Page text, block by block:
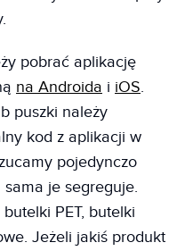
pobrać aplikację
na Androida i iOS.
puszki należy
kod z aplikacji w
pojedynczo
je segreguje.
PET, butelki
Jeżeli jakiś produkt